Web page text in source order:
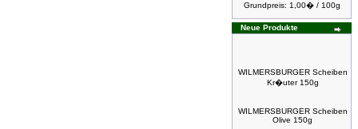
Grundpreis: 1,00� / 100g
Neue Produkte
Kr�uter 150g
Olive 150g